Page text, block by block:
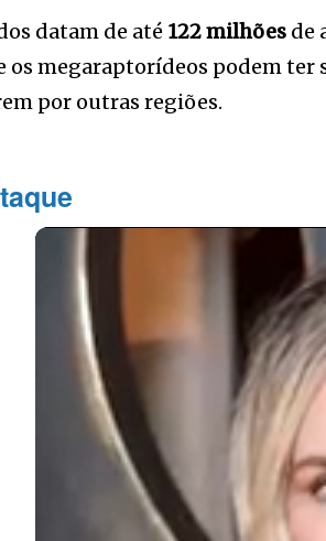
datam de até 122 milhões de
os megaraptorídeos podem
por outras regiões.